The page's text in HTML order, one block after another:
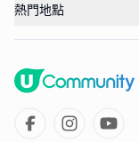
熱門地點